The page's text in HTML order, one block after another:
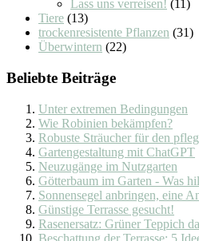
Lass uns verreisen! (11)
Tiere (13)
trockenresistente Pflanzen (31)
Überwintern (22)
Beliebte Beiträge
Unter extremen Bedingungen
Wie Robinien bekämpfen?
Robuste Sträucher für den
Gartengestaltung mit ChatGPT
Neuzugänge im Nutzgarten
Götterbaum im Garten - Was
Sonnensegel anbringen, eine
Günstige Terrasse gesucht!
Rasenersatz: Grüner Teppich
Beschattung der Terrasse: 5